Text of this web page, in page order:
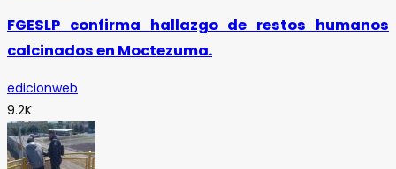
FGESLP confirma hallazgo de restos humanos
calcinados en Moctezuma.
edicionweb
9.2K